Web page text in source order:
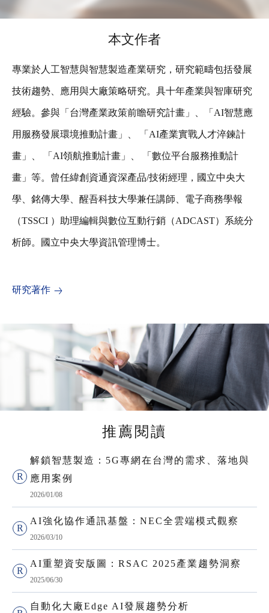
本文作者
專業於人工智慧與智慧製造產業研究，研究範疇包括發展
技術趨勢、應用與大廠策略研究。具十年產業與智庫研究
經驗。參與「台灣產業政策前瞻研究計畫」、「AI智慧應
用服務發展環境推動計畫」、 「AI產業實戰人才淬鍊計
畫」、 「AI領航推動計畫」、 「數位平台服務推動計
畫」等。曾任緯創資通資深產品/技術經理，國立中央大
學、銘傳大學、醒吾科技大學兼任講師、電子商務學報
（TSSCI ）助理編輯與數位互動行銷（ADCAST）系統分
析師。國立中央大學資訊管理博士。
研究著作
推薦閱讀
解鎖智慧製造：5G專網在台灣的需求、落地與
應用案例
2026/01/08
AI強化協作通訊基盤：NEC全雲端模式觀察
2026/03/10
AI重塑資安版圖：RSAC 2025產業趨勢洞察
2025/06/30
自動化大廠Edge AI發展趨勢分析